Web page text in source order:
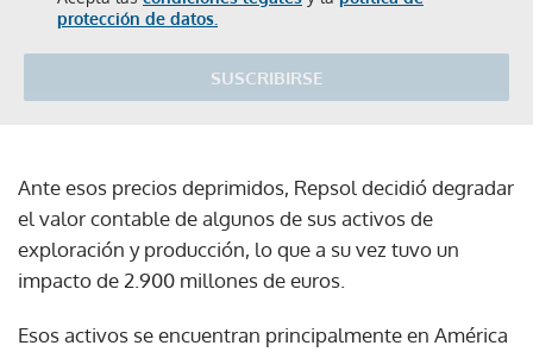
protección de datos.
SUSCRIBIRSE
Ante esos precios deprimidos, Repsol decidió degradar
el valor contable de algunos de sus activos de
exploración y producción, lo que a su vez tuvo un
impacto de 2.900 millones de euros.
Esos activos se encuentran principalmente en América